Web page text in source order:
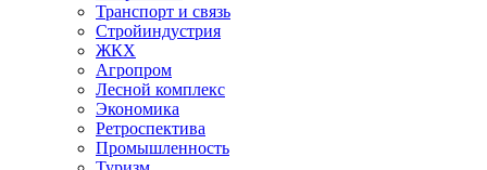
Транспорт и связь
Стройиндустрия
ЖКХ
Агропром
Лесной комплекс
Экономика
Ретроспектива
Промышленность